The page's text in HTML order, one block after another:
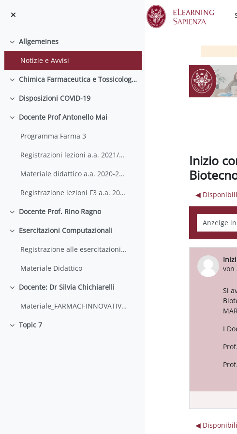
Einklappen
Allgemeines
Notizie e Avvisi
Einklappen Chimica Farmaceutica e Tossicologica 3
Einklappen
Disposizioni COVID-19
Einklappen
Docente Prof Antonello Mai
Programma Farma 3
Registrazioni lezioni a.a. 2021/2022
Materiale didattico a.a. 2020-2021
Registrazione lezioni F3 a.a. 2020-2021
Einklappen
Docente Prof. Rino Ragno
Einklappen
Esercitazioni Computazionali
Registrazione alle esercitazioni 2022 - 2023
Materiale Didattico
Einklappen
Docente: Dr Silvia Chichiarelli
Materiale_FARMACI-INNOVATIVI_SC
Einklappen
Topic 7
Inizio
◀︎
von
Si
I
◀︎